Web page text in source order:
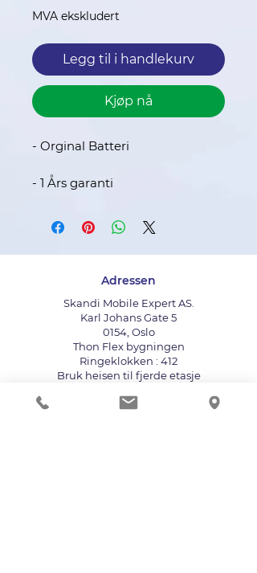
MVA ekskludert
Legg til i handlekurv
Kjøp nå
- Orginal Batteri
- 1 Års garanti
Adressen
Skandi Mobile Expert AS.
Karl Johans Gate 5
0154, Oslo
Thon Flex bygningen
Ringeklokken : 412
Bruk heisen til fjerde etasje
+47 411 11 211